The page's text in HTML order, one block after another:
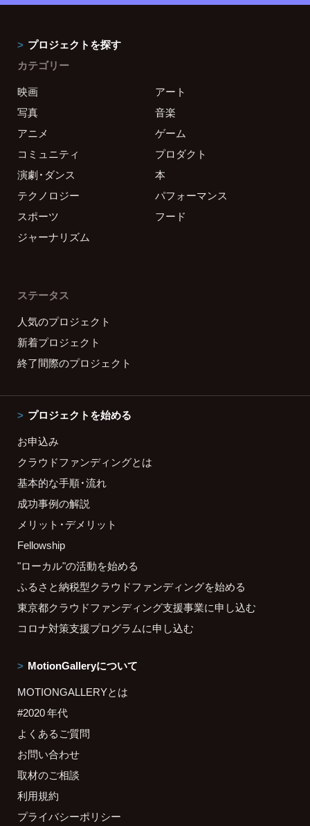
プロジェクトを探す
カテゴリー
映画
アート
写真
音楽
アニメ
ゲーム
コミュニティ
プロダクト
演劇・ダンス
本
テクノロジー
パフォーマンス
スポーツ
フード
ジャーナリズム
ステータス
人気のプロジェクト
新着プロジェクト
終了間際のプロジェクト
プロジェクトを始める
お申込み
クラウドファンディングとは
基本的な手順・流れ
成功事例の解説
メリット・デメリット
Fellowship
"ローカル"の活動を始める
ふるさと納税型クラウドファンディングを始める
東京都クラウドファンディング支援事業に申し込む
コロナ対策支援プログラムに申し込む
MotionGalleryについて
MOTIONGALLERYとは
#2020 年代
よくあるご質問
お問い合わせ
取材のご相談
利用規約
プライバシーポリシー